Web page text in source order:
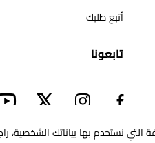
أتبع طلبك
تابعونا​
التي نستخدم بها بياناتك الشخصية،